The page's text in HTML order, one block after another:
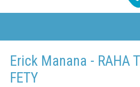
Erick Manana - RAHA
FETY